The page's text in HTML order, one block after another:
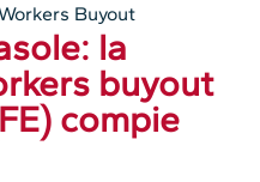
Buyout
la
buyout
compie